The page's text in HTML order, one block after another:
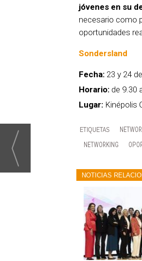
jóvenes en su
necesario como
oportunidades
Sondersland
Fecha: 23 y 24
Horario: de 9.30
Lugar: Kinépolis
NETWORKING
NOTICIAS